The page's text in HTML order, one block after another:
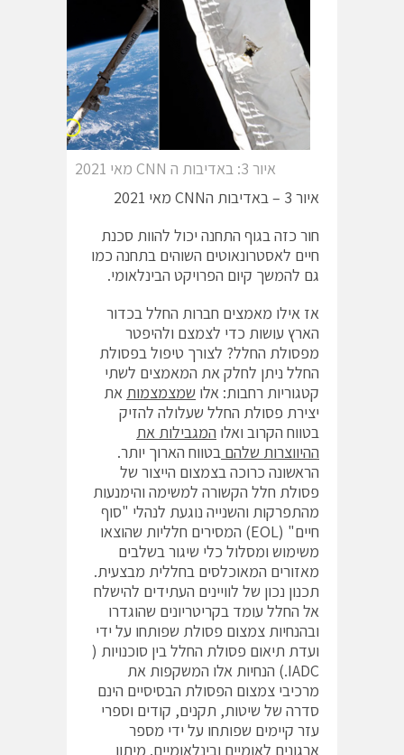
איור 3: באדיבות ה CNN מאי 2021
איור 3 – באדיבות הCNN מאי 2021
חור כזה בגוף התחנה יכול להוות סכנת
חיים לאסטרונאוטים השוהים בתחנה כמו
גם להמשך קיום הפרויקט הבינלאומי.
אז אילו מאמצים חברות החלל בכדור
הארץ עושות כדי לצמצם ולהיפטר
מפסולת החלל? לצורך טיפול בפסולת
החלל ניתן לחלק את המאמצים לשתי
קטגוריות רחבות: אלו שמצמצמות את
יצירת פסולת החלל שעלולה להזיק
בטווח הקרוב ואלו המגבילות את
ההיווצרות שלהם בטווח הארוך יותר.
הראשונה כרוכה בצמצום הייצור של
פסולת חלל הקשורה למשימה והימנעות
מהתפרקות והשנייה נוגעת לנהלי "סוף
חיים" (EOL) המסירים חלליות שהוצאו
משימוש ומסלול כלי שיגור בשלבים
מאזורים המאוכלסים בחללית מבצעית.
תכנון נכון של לוויינים העתידים להישלח
אל החלל עומד בקריטריונים שהוגדרו
ובהנחיות צמצום פסולת שפותחו על ידי
ועדת תיאום פסולת החלל בין סוכנויות (
IADC.) הנחיות אלו המשקפות את
מרכיבי צמצום הפסולת הבסיסיים הינם
סדרה של שיטות, תקנים, קודים וספרי
עזר קיימים שפותחו על ידי מספר
ארגונים לאומיים ובינלאומיים. מיתון